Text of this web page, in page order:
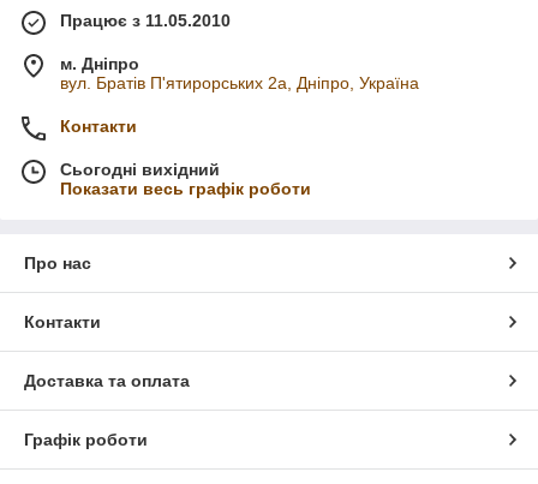
Працює з 11.05.2010
м. Дніпро
вул. Братів П'ятирорських 2а, Дніпро, Україна
Контакти
Сьогодні вихідний
Показати весь графік роботи
Про нас
Контакти
Доставка та оплата
Графік роботи